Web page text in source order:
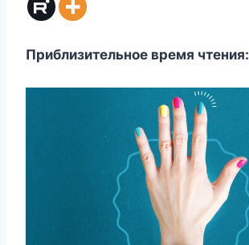
Приблизительное время чтения: